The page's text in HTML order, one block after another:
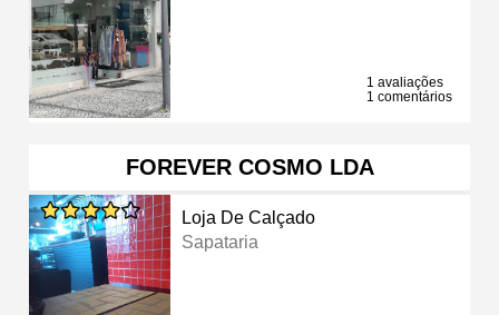
1 avaliações
1 comentários
FOREVER COSMO LDA
Loja De Calçado
Sapataria